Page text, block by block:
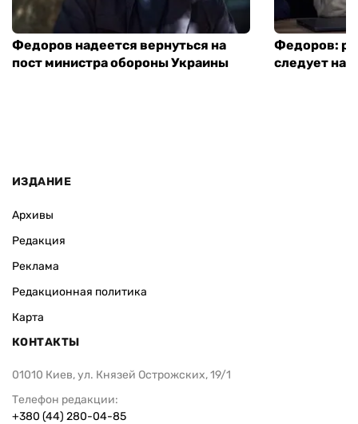
Федоров надеется вернуться на
пост министра обороны Украины
Федоров:
следует
ИЗДАНИЕ
Архивы
Редакция
Реклама
Редакционная политика
Карта
КОНТАКТЫ
01010 Киев, ул. Князей Острожских, 19/1
Телефон редакции:
+380 (44) 280-04-85